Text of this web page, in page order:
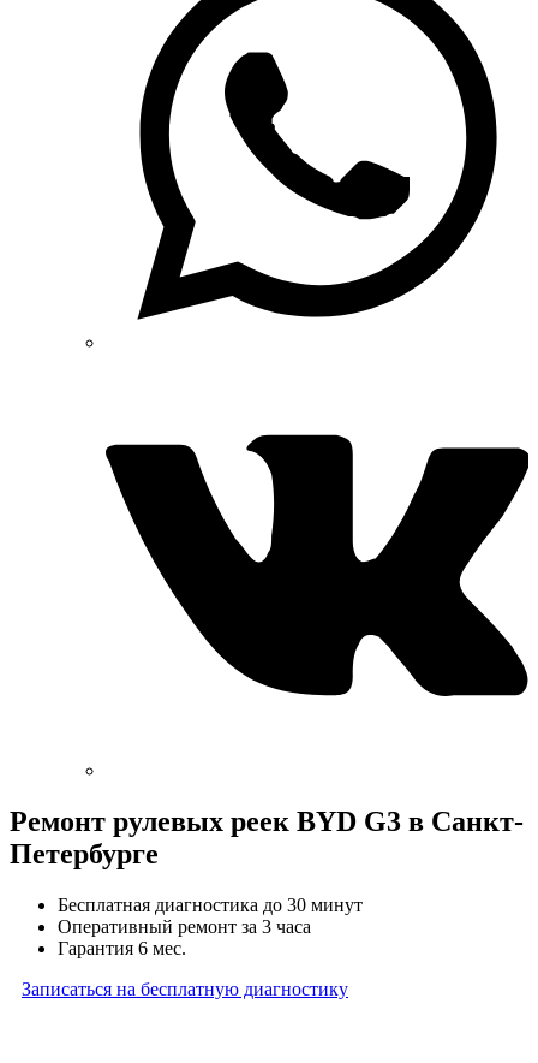
Ремонт рулевых реек BYD G3 в Санкт-
Петербурге
Бесплатная диагностика до 30 минут
Оперативный ремонт за 3 часа
Гарантия 6 мес.
Записаться на бесплатную диагностику